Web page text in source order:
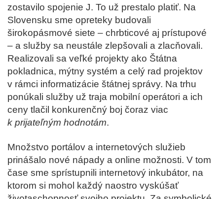
zostavilo spojenie J. To už prestalo platiť. Na
Slovensku sme opreteky budovali
širokopásmové siete – chrbticové aj prístupové
– a služby sa neustále zlepšovali a zlacňovali.
Realizovali sa veľké projekty ako Štátna
pokladnica, mýtny systém a celý rad projektov
v rámci informatizácie štátnej správy. Na trhu
ponúkali služby už traja mobilní operátori a ich
ceny tlačil konkurenčný boj čoraz viac
k prijateľným hodnotám.
Množstvo portálov a internetových služieb
prinášalo nové nápady a online možnosti. V tom
čase sme sprístupnili internetový inkubátor, na
ktorom si mohol každý naostro vyskúšať